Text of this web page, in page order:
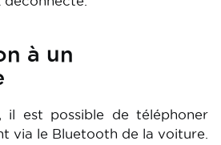
à un
il est possible de téléphoner
via le Bluetooth de la voiture.